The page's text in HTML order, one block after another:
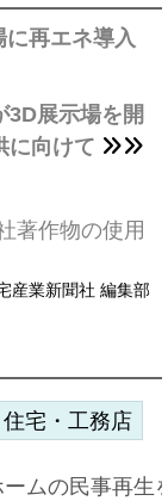
再エネ導入
3D展示場を開
に向けて
著作物の使用
産業新聞社 編集部
住宅・工務店
ムの民事再